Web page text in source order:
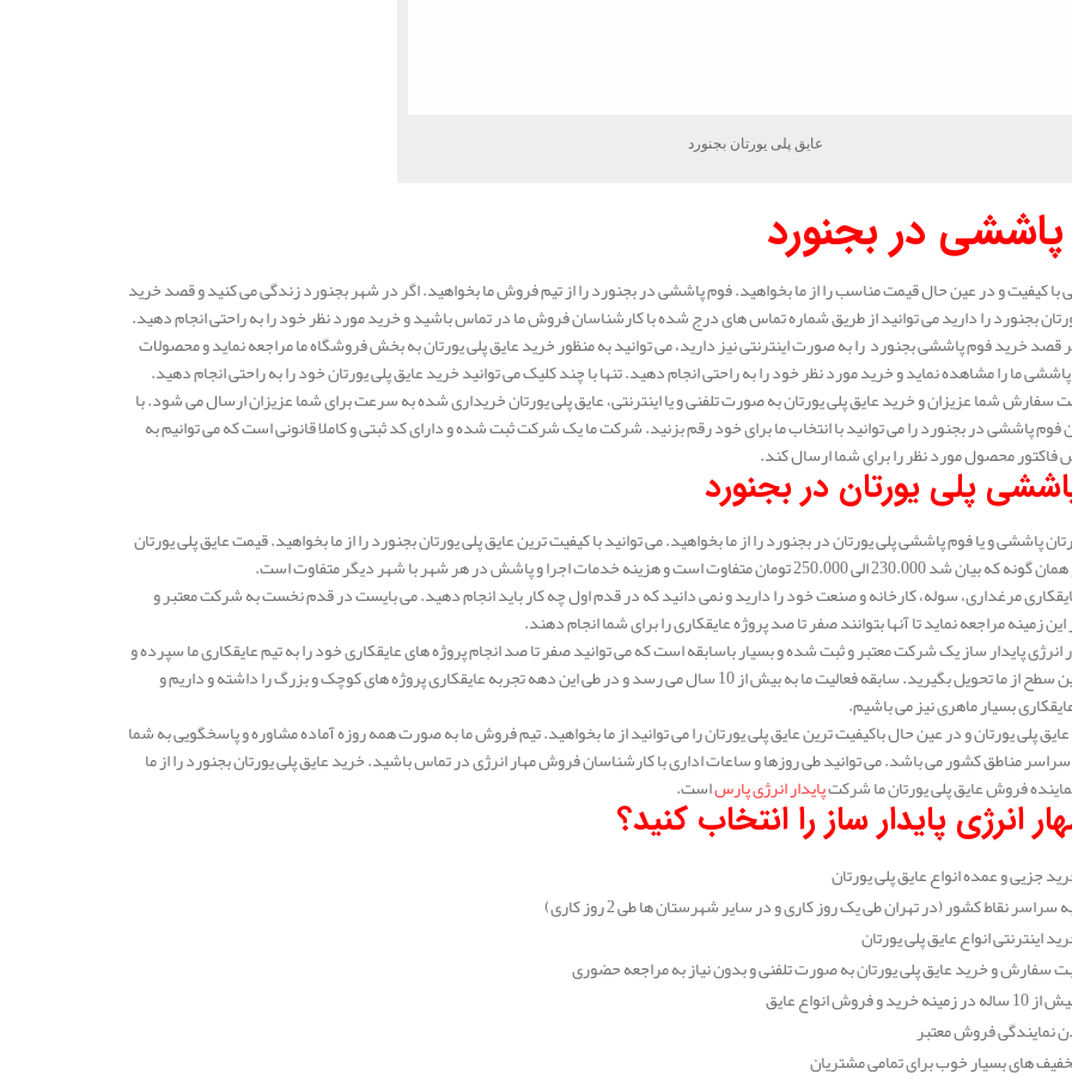
عایق پلی یورتان بجنورد
در بجنورد
کیفیت و در عین حال قیمت مناسب را از ما بخواهید. فوم پاششی در بجنورد را از تیم فروش ما بخواهید. اگر در شهر بجنورد زندگی می کنید و قصد خرید
بجنورد را دارید می توانید از طریق شماره تماس های درج شده با کارشناسان فروش ما در تماس باشید و خرید مورد نظر خود را به راحتی انجام دهید.
قصد خرید فوم پاششی بجنورد را به صورت اینترنتی نیز دارید، می توانید به منظور خرید عایق پلی یورتان به بخش فروشگاه ما مراجعه نماید و محصولات
پاششی ما را مشاهده نماید و خرید مورد نظر خود را به راحتی انجام دهید. تنها با چند کلیک می توانید خرید عایق پلی یورتان خود را به راحتی انجام دهید.
سفارش شما عزیزان و خرید عایق پلی یورتان به صورت تلفنی و یا اینترنتی، عایق پلی یورتان خریداری شده به سرعت برای شما عزیزان ارسال می شود. با
فوم پاششی در بجنورد را می توانید با انتخاب ما برای خود رقم بزنید. شرکت ما یک شرکت ثبت شده و دارای کد ثبتی و کاملا قانونی است که می توانیم به
محصول مورد نظر را برای شما ارسال کند.
پلی یورتان در بجنورد
پاششی و یا فوم پاششی پلی یورتان در بجنورد را از ما بخواهید. می توانید با کیفیت ترین عایق پلی یورتان بجنورد را از ما بخواهید. قیمت عایق پلی یورتان
250.000 تومان متفاوت است و هزینه خدمات اجرا و پاشش در هر شهر با شهر دیگر متفاوت است.
مرغداری، سوله، کارخانه و صنعت خود را دارید و نمی دانید که در قدم اول چه کار باید انجام دهید. می بایست در قدم نخست به شرکت معتبر و
زمینه مراجعه نماید تا آنها بتوانند صفر تا صد پروژه عایقکاری را برای شما انجام دهند.
پایدار ساز یک شرکت معتبر و ثبت شده و بسیار باسابقه است که می توانید صفر تا صد انجام پروژه های عایقکاری خود را به تیم عایقکاری ما سپرده و
در عالی ترین سطح از ما تحویل بگیرید. سابقه فعالیت ما به بیش از 10 سال می رسد و در طی این دهه تجربه عایقکاری پروژه های کوچک و بزرگ را داشته و داریم و
بسیار ماهری نیز می باشیم.
عایق پلی یورتان و در عین حال باکیفیت ترین عایق پلی یورتان را می توانید از ما بخواهید. تیم فروش ما به صورت همه روزه آماده مشاوره و پاسخگویی به شما
مناطق کشور می باشد. می توانید طی روزها و ساعات اداری با کارشناسان فروش مهار انرژی در تماس باشید. خرید عایق پلی یورتان بجنورد را از ما
فروش عایق پلی یورتان ما شرکتپایدار انرژی پارساست.
انرژی پایدار ساز را انتخاب کنید؟